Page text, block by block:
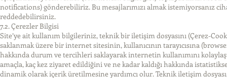
notifications) gönderebiliriz. Bu mesajlarımızı almak istemiyorsanız
reddedebilirsiniz.
7.2. Çerezler Bilgisi
Site’ye ait kullanım bilgileriniz, teknik bir iletişim dosyasını (Çerez-
saklanmak üzere bir internet sitesinin, kullanıcının tarayıcısına
hakkında durum ve tercihleri saklayarak internetin kullanımını
amaçla, kaç kez ziyaret edildiğini ve ne kadar kaldığı hakkında
dinamik olarak içerik üretilmesine yardımcı olur. Teknik iletişim